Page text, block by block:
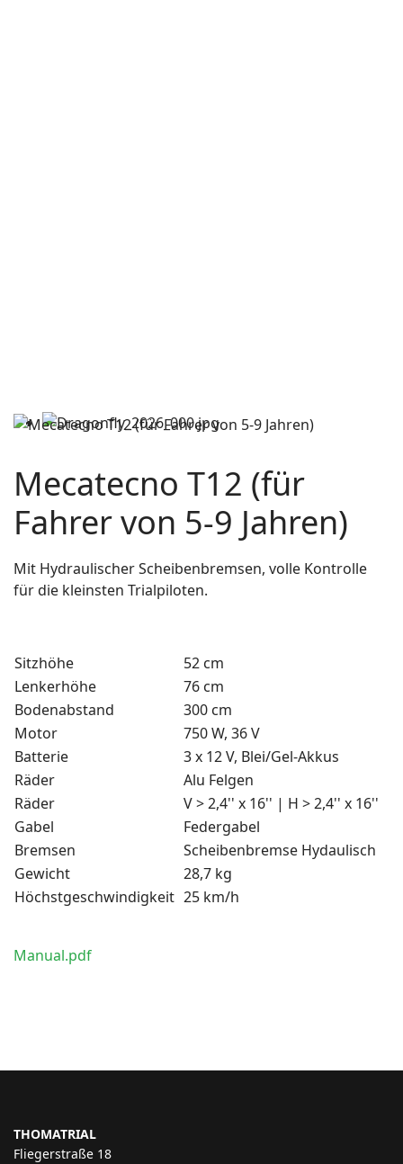
Mecatecno T12 (für
Fahrer von 5-9 Jahren)
Mit Hydraulischer Scheibenbremsen, volle Kontrolle
für die kleinsten Trialpiloten.
Sitzhöhe
52 cm
Lenkerhöhe
76 cm
Bodenabstand
300 cm
Motor
750 W, 36 V
Batterie
3 x 12 V, Blei/Gel-Akkus
Räder
Alu Felgen
Räder
V > 2,4'' x 16'' | H > 2,4'' x 16''
Gabel
Federgabel
Bremsen
Scheibenbremse Hydaulisch
Gewicht
28,7 kg
Höchstgeschwindigkeit 25 km/h
Manual.pdf
THOMATRIAL
Fliegerstraße 18